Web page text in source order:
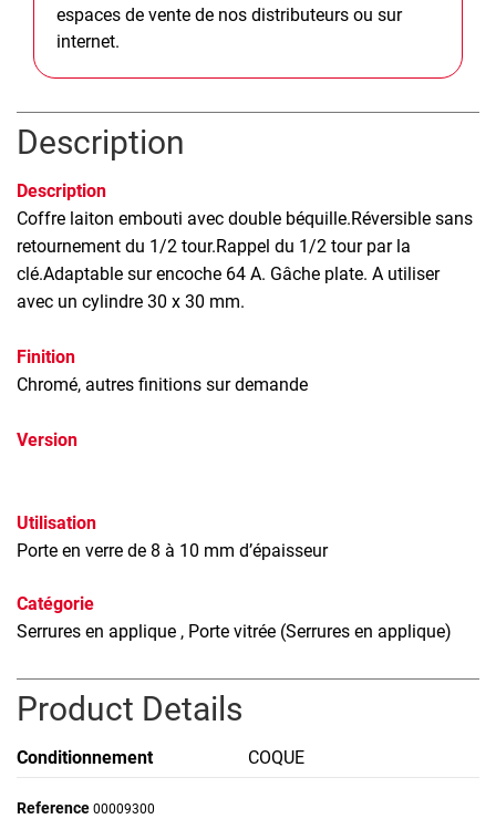
espaces de vente de nos distributeurs ou sur
internet.
Description
Description
Coffre laiton embouti avec double béquille.Réversible sans
retournement du 1/2 tour.Rappel du 1/2 tour par la
clé.Adaptable sur encoche 64 A. Gâche plate. A utiliser
avec un cylindre 30 x 30 mm.
Finition
Chromé, autres finitions sur demande
Version
Utilisation
Porte en verre de 8 à 10 mm d’épaisseur
Catégorie
Serrures en applique , Porte vitrée (Serrures en applique)
Product Details
Conditionnement COQUE
Reference 00009300